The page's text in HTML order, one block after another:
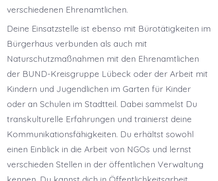
verschiedenen Ehrenamtlichen.
Deine Einsatzstelle ist ebenso mit Bürotätigkeiten im
Bürgerhaus verbunden als auch mit
Naturschutzmaßnahmen mit den Ehrenamtlichen
der BUND-Kreisgruppe Lübeck oder der Arbeit mit
Kindern und Jugendlichen im Garten für Kinder
oder an Schulen im Stadtteil. Dabei sammelst Du
transkulturelle Erfahrungen und trainierst deine
Kommunikationsfähigkeiten. Du erhältst sowohl
einen Einblick in die Arbeit von NGOs und lernst
verschieden Stellen in der öffentlichen Verwaltung